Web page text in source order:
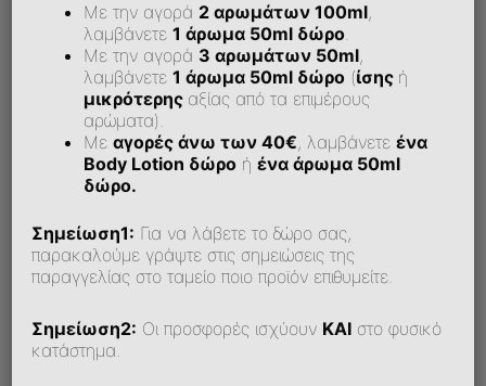
Πώς Μπορώ Να Εξοφλήσω Την Παραγγελία
Μου;
Με την αγορά 2 αρωμάτων 100ml,
λαμβάνετε1 άρωμα 50ml δώρο.
Με την αγορά 3 αρωμάτων 50ml,
λαμβάνετε1 άρωμα 50ml δώρο (ίσης ή
μικρότερης αξίας από τα επιμέρους
αρώματα).
Μεαγορές άνω των 40€, λαμβάνετεένα
Body Lotion δώρο ήένα άρωμα 50ml
δώρο.
Σημείωση1: Για να λάβετε το δώρο σας,
παρακαλούμε γράψτε στις σημειώσεις της
παραγγελίας στο ταμείο ποιο προϊόν επιθυμείτε.
Σημείωση2: Οι προσφορές ισχύουν ΚΑΙ στο φυσικό
κατάστημα.